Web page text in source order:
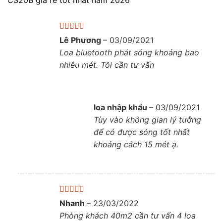
Được xếp
hạng55 sao
Lê Phương – 03/09/2021
Loa bluetooth phát sóng khoảng bao
nhiêu mét. Tôi cần tư vấn
loa nhập khẩu – 03/09/2021
Tùy vào không gian lý tưởng
để có được sóng tốt nhất
khoảng cách 15 mét ạ.
Được xếp
hạng55 sao
Nhanh – 23/03/2022
Phòng khách 40m2 cần tư vấn 4 loa